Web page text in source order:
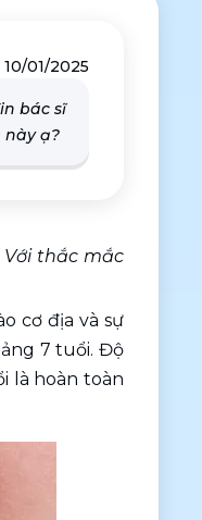
10/01/2025
bác sĩ
này ạ?
thắc mắc
cơ địa và sự
7 tuổi. Độ
là hoàn toàn